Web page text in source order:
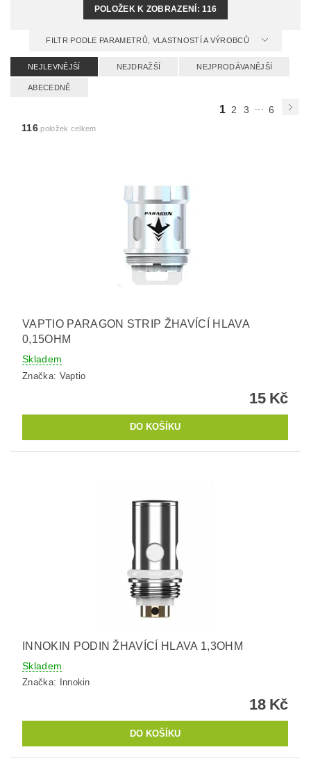
POLOŽEK K ZOBRAZENÍ:116
FILTR PODLE PARAMETRŮ, VLASTNOSTÍ A VÝROBCŮ
NEJLEVNĚJŠÍ NEJDRAŽŠÍ NEJPRODÁVANĚJŠÍ
ABECEDNĚ
1 2 3
6
116položek celkem
VAPTIO PARAGON STRIP ŽHAVÍCÍ HLAVA
0,15OHM
Skladem
Značka: Vaptio
15 Kč
INNOKIN PODIN ŽHAVÍCÍ HLAVA 1,3OHM
Skladem
Značka: Innokin
18 Kč